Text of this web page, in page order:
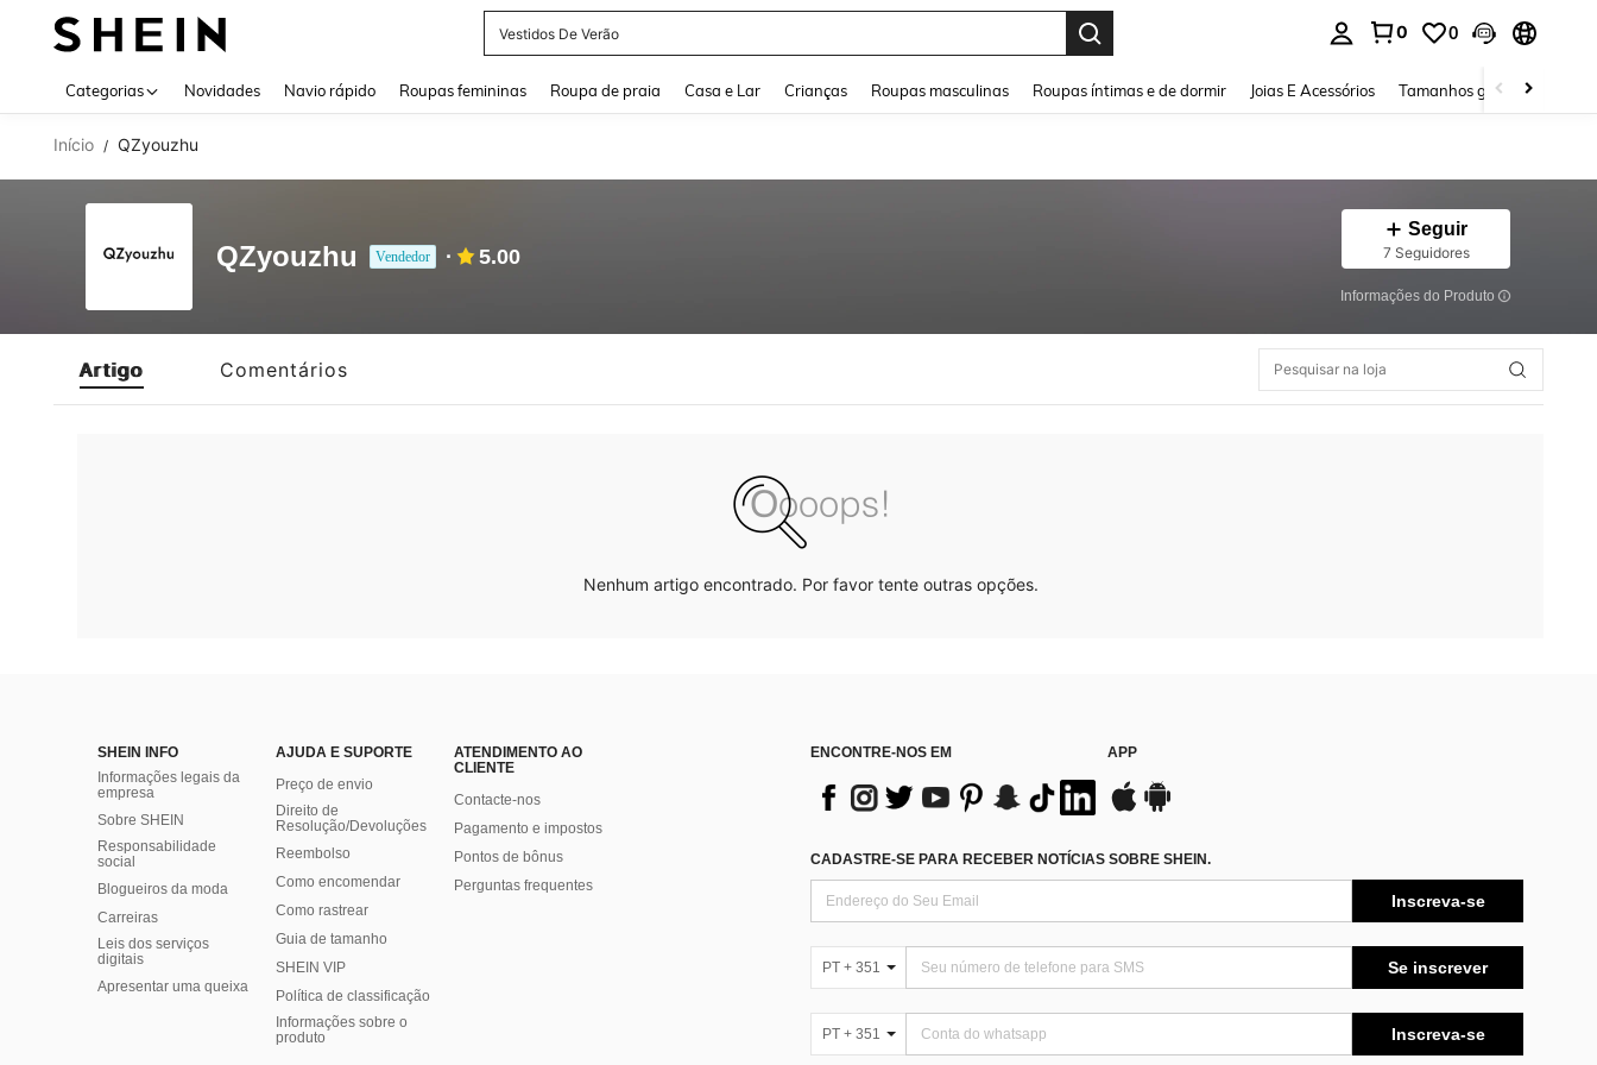
Vestidos De Verão
0 0
Categorias Novidades Navio rápido Roupas femininas Roupa de praia Casa e Lar Crianças Roupas masculinas Roupas íntimas e de dormir Joias E Acessórios Tamanhos grandes
Início / QZyouzhu
QZyouzhu Vendedor 5.00
Seguir
7 Seguidores
Informações do Produto
Artigo Comentários
Nenhum artigo encontrado. Por favor tente outras opções.
SHEIN INFO
Informações legais da
empresa
Sobre SHEIN
Responsabilidade
social
Blogueiros da moda
Carreiras
Leis dos serviços
digitais
Apresentar uma queixa
AJUDA E SUPORTE
Preço de envio
Direito de
Resolução/Devoluções
Reembolso
Como encomendar
Como rastrear
Guia de tamanho
SHEIN VIP
Política de classificação
​Informações sobre o
produto
ATENDIMENTO AO
CLIENTE
Contacte-nos
Pagamento e impostos
Pontos de bônus
Perguntas frequentes
ENCONTRE-NOS EM APP
CADASTRE-SE PARA RECEBER NOTÍCIAS SOBRE SHEIN.
Inscreva-se
PT + 351 Se inscrever
PT + 351 Inscreva-se